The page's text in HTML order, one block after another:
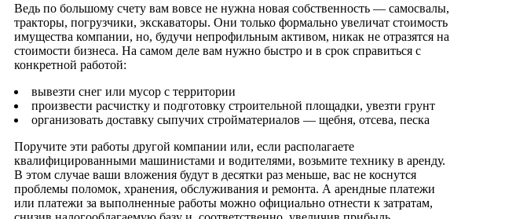
Ведь по большому счету вам вовсе не нужна новая собственность — самосвалы,
тракторы, погрузчики, экскаваторы. Они только формально увеличат стоимость
имущества компании, но, будучи непрофильным активом, никак не отразятся на
стоимости бизнеса. На самом деле вам нужно быстро и в срок справиться с
конкретной работой:
вывезти снег или мусор с территории
произвести расчистку и подготовку строительной площадки, увезти грунт
организовать доставку сыпучих стройматериалов — щебня, отсева, песка
Поручите эти работы другой компании или, если располагаете
квалифицированными машинистами и водителями, возьмите технику в аренду.
В этом случае ваши вложения будут в десятки раз меньше, вас не коснутся
проблемы поломок, хранения, обслуживания и ремонта. А арендные платежи
или платежи за выполненные работы можно официально отнести к затратам,